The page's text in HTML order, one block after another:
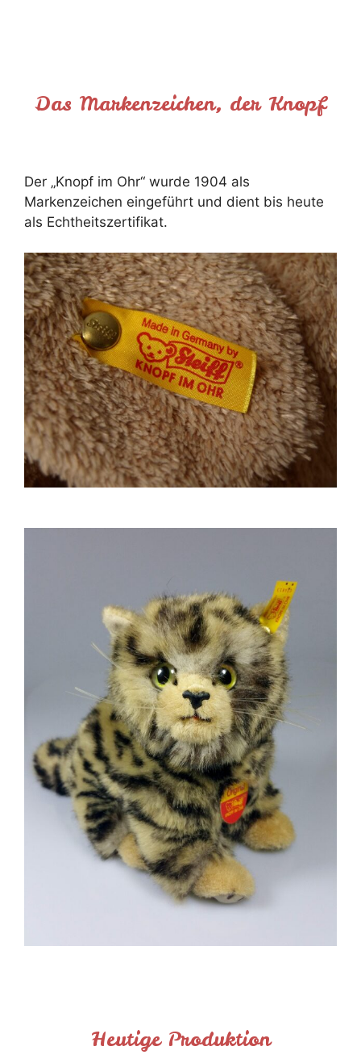
Das Markenzeichen, der Knopf
Der „Knopf im Ohr“ wurde 1904 als
Markenzeichen eingeführt und dient bis heute
als Echtheitszertifikat.
Heutige Produktion